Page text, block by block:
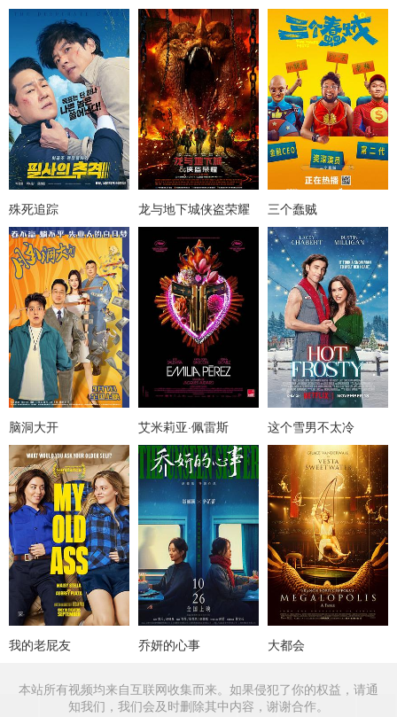
殊死追踪 龙与地下城侠盗荣耀 三个蠢贼
脑洞大开 艾米莉亚·佩雷斯 这个雪男不太冷
我的老屁友 乔妍的心事 大都会
本站所有视频均来自互联网收集而来。如果侵犯了你的权益，请通
知我们，我们会及时删除其中内容，谢谢合作。